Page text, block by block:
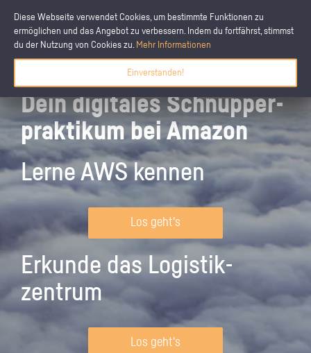
Diese Webseite verwendet Cookies, um bestimmte Funktionen zu
ermöglichen und das Angebot zu verbessern. Indem du fortfährst, stimmst
du der Nutzung von Cookies zu. Mehr Informationen
Einverstanden!
Dein digitales Schnupper­
praktikum bei Amazon
Lerne AWS kennen
Los geht's
Erkunde das Logistik­
zentrum
Los geht's